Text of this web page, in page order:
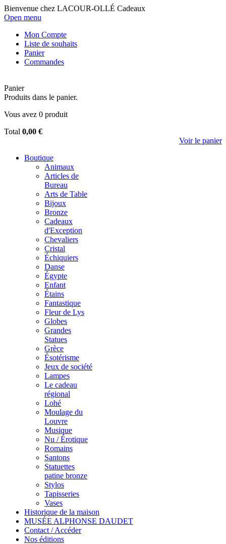
Bienvenue chez LACOUR-OLLÉ Cadeaux
Open menu
Mon Compte
Liste de souhaits
Panier
Commandes
Panier
Produits dans le panier.
Vous avez 0 produit
Total 0,00 €
Voir le panier
Boutique
Animaux
Articles de
Bureau
Arts de Table
Bijoux
Bronze
Cadeaux
d'Exception
Chevaliers
Cristal
Échiquiers
Danse
Égypte
Enfant
Étains
Fantastique
Fleur de Lys
Globes
Grandes
Statues
Grèce
Ésotérisme
Jeux de société
Lampes
Le cadeau
régional
Lohé
Moulage du
Louvre
Musique
Nu / Érotique
Romains
Santons
Statuettes
patine bronze
Stylos
Tapisseries
Vases
Historique de la maison
MUSÉE ALPHONSE DAUDET
Contact / Accéder
Nos éditions